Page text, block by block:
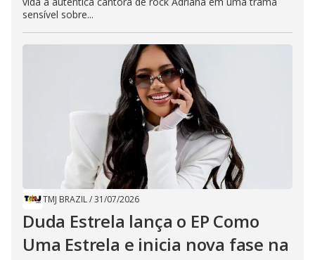
sensível sobre...
TMJ BRAZIL/31/07/2026
Duda Estrela lança o EP Como
Uma Estrela e inicia nova fase na